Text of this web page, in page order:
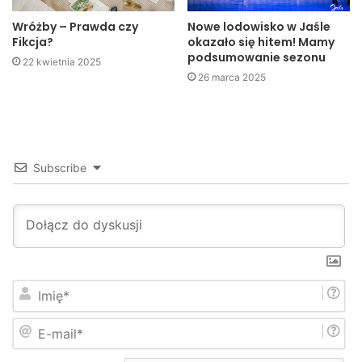
Wróżby – Prawda czy
Fikcja?
22 kwietnia 2025
Nowe lodowisko w Jaśle
okazało się hitem! Mamy
podsumowanie sezonu
26 marca 2025
Subscribe
i
m